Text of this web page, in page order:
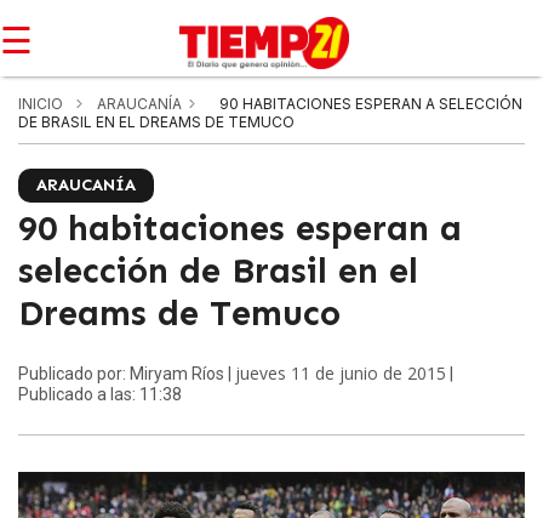
☰
INICIO ARAUCANÍA
90 HABITACIONES ESPERAN A SELECCIÓN
DE BRASIL EN EL DREAMS DE TEMUCO
ARAUCANÍA
90 habitaciones esperan a
selección de Brasil en el
Dreams de Temuco
Publicado por: Miryam Ríos | jueves 11 de junio de 2015
Publicado a las: 11:38